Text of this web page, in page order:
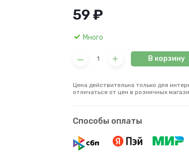
59 ₽
Много
В корзину
Цена действительна только для
отличаться от цен в розничных
Способы оплаты